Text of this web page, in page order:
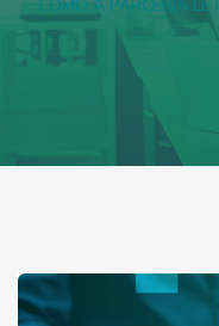
COMO A PARCERIA